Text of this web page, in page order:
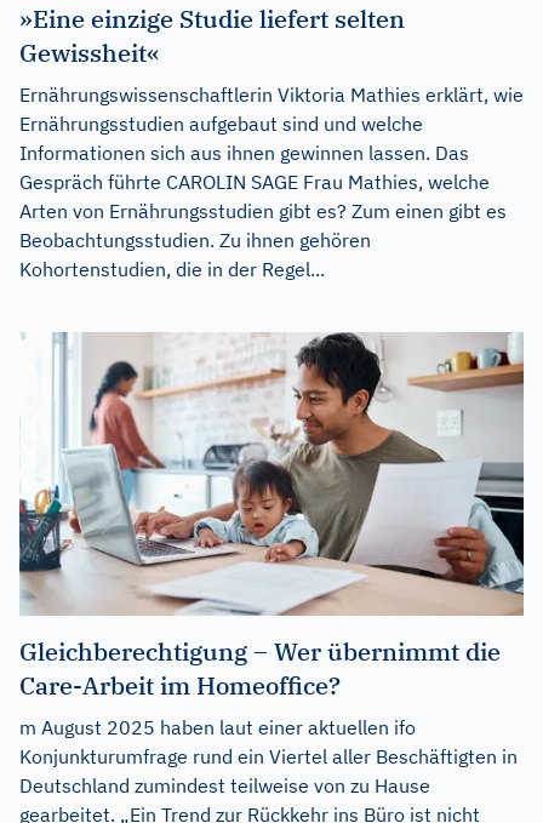
»Eine einzige Studie liefert selten
Gewissheit«
Ernährungswissenschaftlerin Viktoria Mathies erklärt, wie
Ernährungsstudien aufgebaut sind und welche
Informationen sich aus ihnen gewinnen lassen. Das
Gespräch führte CAROLIN SAGE Frau Mathies, welche
Arten von Ernährungsstudien gibt es? Zum einen gibt es
Beobachtungsstudien. Zu ihnen gehören
Kohortenstudien, die in der Regel...
Gleichberechtigung – Wer übernimmt die
Care-Arbeit im Homeoffice?
m August 2025 haben laut einer aktuellen ifo
Konjunkturumfrage rund ein Viertel aller Beschäftigten in
Deutschland zumindest teilweise von zu Hause
gearbeitet. „Ein Trend zur Rückkehr ins Büro ist nicht